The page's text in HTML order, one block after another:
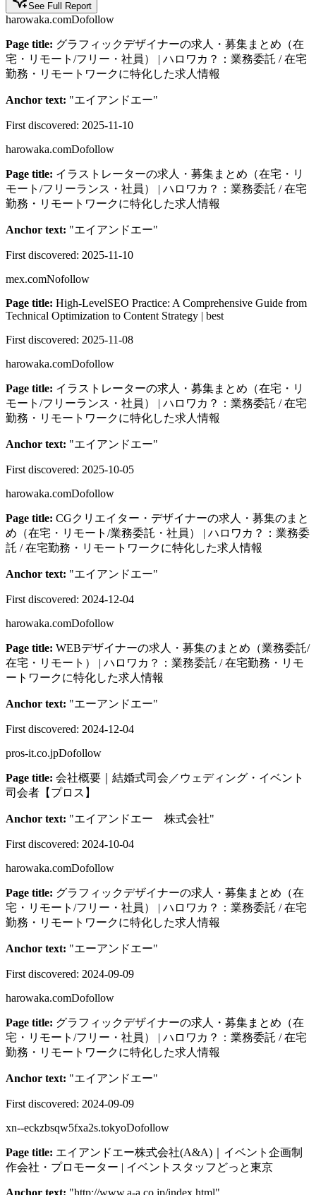
See Full Report
harowaka.comDofollow
Page title: グラフィックデザイナーの求人・募集まとめ（在
宅・リモート/フリー・社員） | ハロワカ？：業務委託 / 在宅
勤務・リモートワークに特化した求人情報
Anchor text: "エイアンドエー"
First discovered: 2025-11-10
harowaka.comDofollow
Page title: イラストレーターの求人・募集まとめ（在宅・リ
モート/フリーランス・社員） | ハロワカ？：業務委託 / 在宅
勤務・リモートワークに特化した求人情報
Anchor text: "エイアンドエー"
First discovered: 2025-11-10
mex.comNofollow
Page title: High-LevelSEO Practice: A Comprehensive Guide from
Technical Optimization to Content Strategy | best
First discovered: 2025-11-08
harowaka.comDofollow
Page title: イラストレーターの求人・募集まとめ（在宅・リ
モート/フリーランス・社員） | ハロワカ？：業務委託 / 在宅
勤務・リモートワークに特化した求人情報
Anchor text: "エイアンドエー"
First discovered: 2025-10-05
harowaka.comDofollow
Page title: CGクリエイター・デザイナーの求人・募集のまと
め（在宅・リモート/業務委託・社員） | ハロワカ？：業務委
託 / 在宅勤務・リモートワークに特化した求人情報
Anchor text: "エイアンドエー"
First discovered: 2024-12-04
harowaka.comDofollow
Page title: WEBデザイナーの求人・募集のまとめ（業務委託/
在宅・リモート） | ハロワカ？：業務委託 / 在宅勤務・リモ
ートワークに特化した求人情報
Anchor text: "エーアンドエー"
First discovered: 2024-12-04
pros-it.co.jpDofollow
Page title: 会社概要｜結婚式司会／ウェディング・イベント
司会者【プロス】
Anchor text: "エイアンドエー 株式会社"
First discovered: 2024-10-04
harowaka.comDofollow
Page title: グラフィックデザイナーの求人・募集まとめ（在
宅・リモート/フリー・社員） | ハロワカ？：業務委託 / 在宅
勤務・リモートワークに特化した求人情報
Anchor text: "エーアンドエー"
First discovered: 2024-09-09
harowaka.comDofollow
Page title: グラフィックデザイナーの求人・募集まとめ（在
宅・リモート/フリー・社員） | ハロワカ？：業務委託 / 在宅
勤務・リモートワークに特化した求人情報
Anchor text: "エイアンドエー"
First discovered: 2024-09-09
xn--eckzbsqw5fxa2s.tokyoDofollow
Page title: エイアンドエー株式会社(A&A)｜イベント企画制
作会社・プロモーター | イベントスタッフどっと東京